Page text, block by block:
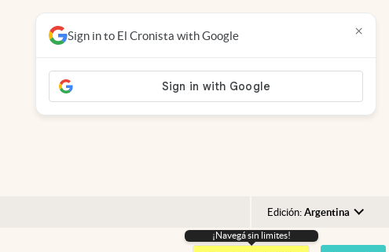
Edición: Argentina
Argentina
¡Navegá sin limites!
Sign in to El Cronista with Google ×